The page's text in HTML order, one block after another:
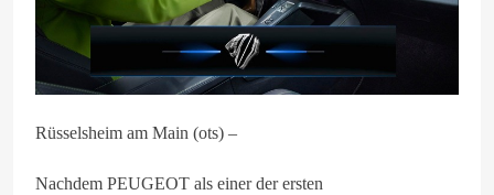
Rüsselsheim am Main (ots) –
Nachdem PEUGEOT als einer der ersten